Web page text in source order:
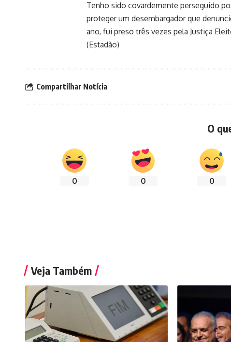
Tenho sido covardemente perseguido
proteger um desembargador que
ano, fui preso três vezes pela Justiça
(Estadão)
Compartilhar Notícia
O
0 0 0
Veja Também